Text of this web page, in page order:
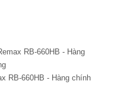
RB-660HB - Hàng chính